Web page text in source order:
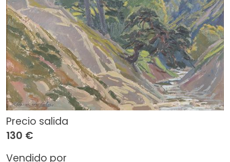
Precio salida
130 €
Vendido por